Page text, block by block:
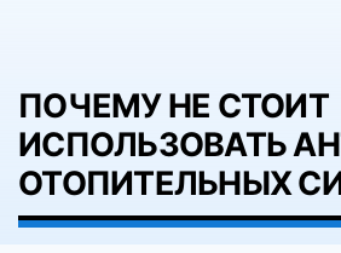
ПОЧЕМУ НЕ СТОИТ
ИСПОЛЬЗОВАТЬ
ОТОПИТЕЛЬНЫХ